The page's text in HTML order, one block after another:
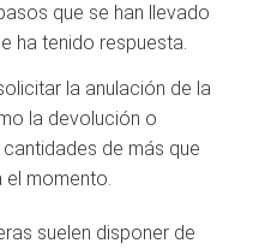
que se han llevado
ha tenido respuesta.
la anulación de la
la devolución o
de más que
momento.
suelen disponer de